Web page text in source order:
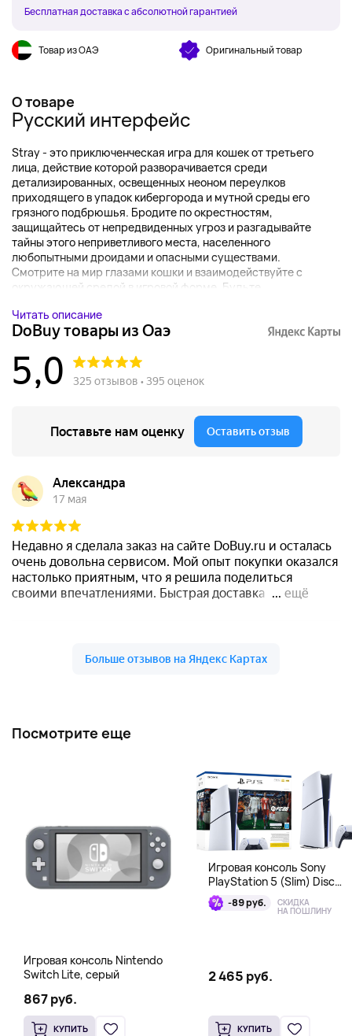
Бесплатная доставка с абсолютной гарантией
Товар из ОАЭ Оригинальный товар
О товаре
Русский интерфейс
Stray - это приключенческая игра для кошек от третьего
лица, действие которой разворачивается среди
детализированных, освещенных неоном переулков
приходящего в упадок кибергорода и мутной среды его
грязного подбрюшья. Бродите по окрестностям,
защищайтесь от непредвиденных угроз и разгадывайте
тайны этого неприветливого места, населенного
любопытными дроидами и опасными существами.
Смотрите на мир глазами кошки и взаимодействуйте с
окружающей средой в игровой форме. Будьте ...
Читать описание
Посмотрите еще
Игровая консоль Nintendo
Switch Lite, серый
867 руб.
КУПИТЬ
Игровая консоль Sony
PlayStation 5 (Slim) Disc
Edition + EA Sports FC 26
Bundle-89 руб. СКИДКА
НА ПОШЛИНУ
2 465 руб.
КУПИТЬ